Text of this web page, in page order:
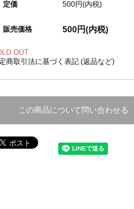
定価 500円(内税)
販売価格 500円(内税)
OUT
商取引法に基づく表記 (返品など)
この商品について問い合わせる